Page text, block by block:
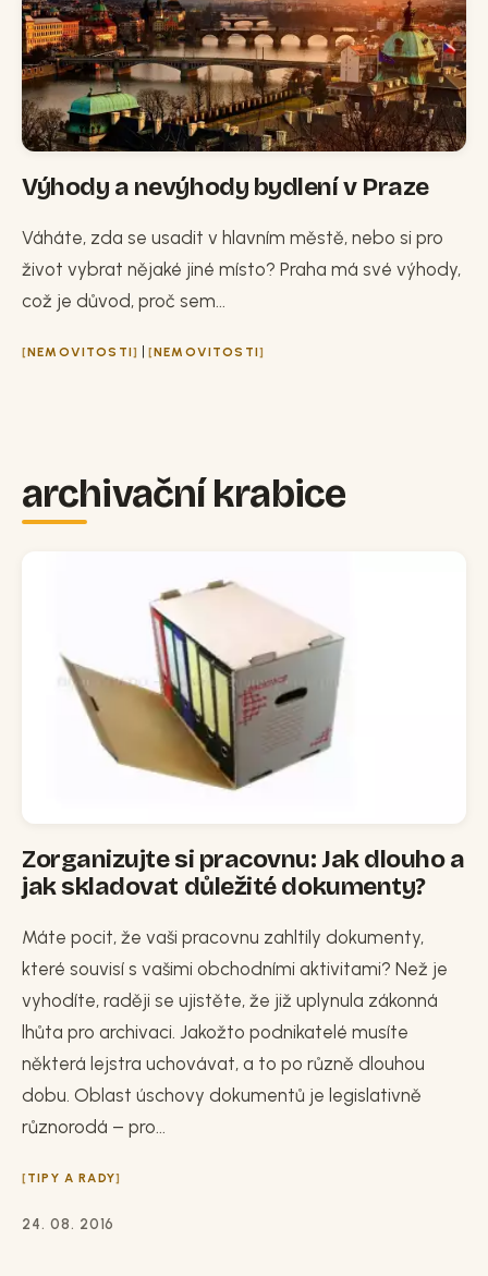
Výhody a nevýhody bydlení v Praze
Váháte, zda se usadit v hlavním městě, nebo si pro
život vybrat nějaké jiné místo? Praha má své výhody,
což je důvod, proč sem...
NEMOVITOSTI | NEMOVITOSTI
archivační krabice
Zorganizujte si pracovnu: Jak dlouho a
jak skladovat důležité dokumenty?
Máte pocit, že vaši pracovnu zahltily dokumenty,
které souvisí s vašimi obchodními aktivitami? Než je
vyhodíte, raději se ujistěte, že již uplynula zákonná
lhůta pro archivaci. Jakožto podnikatelé musíte
některá lejstra uchovávat, a to po různě dlouhou
dobu. Oblast úschovy dokumentů je legislativně
různorodá – pro...
TIPY A RADY
24. 08. 2016